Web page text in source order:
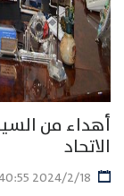
أهداء من
الاتحاد
18‏‏/2‏‏/2024 10:40:55 ص